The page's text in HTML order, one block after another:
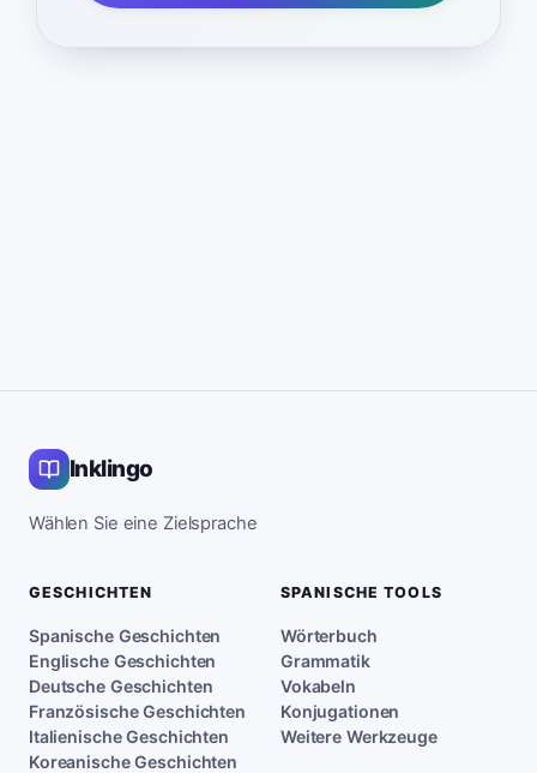
Inklingo
Wählen Sie eine Zielsprache
GESCHICHTEN
Spanische Geschichten
Englische Geschichten
Deutsche Geschichten
Französische Geschichten
Italienische Geschichten
Koreanische Geschichten
SPANISCHE TOOLS
Wörterbuch
Grammatik
Vokabeln
Konjugationen
Weitere Werkzeuge